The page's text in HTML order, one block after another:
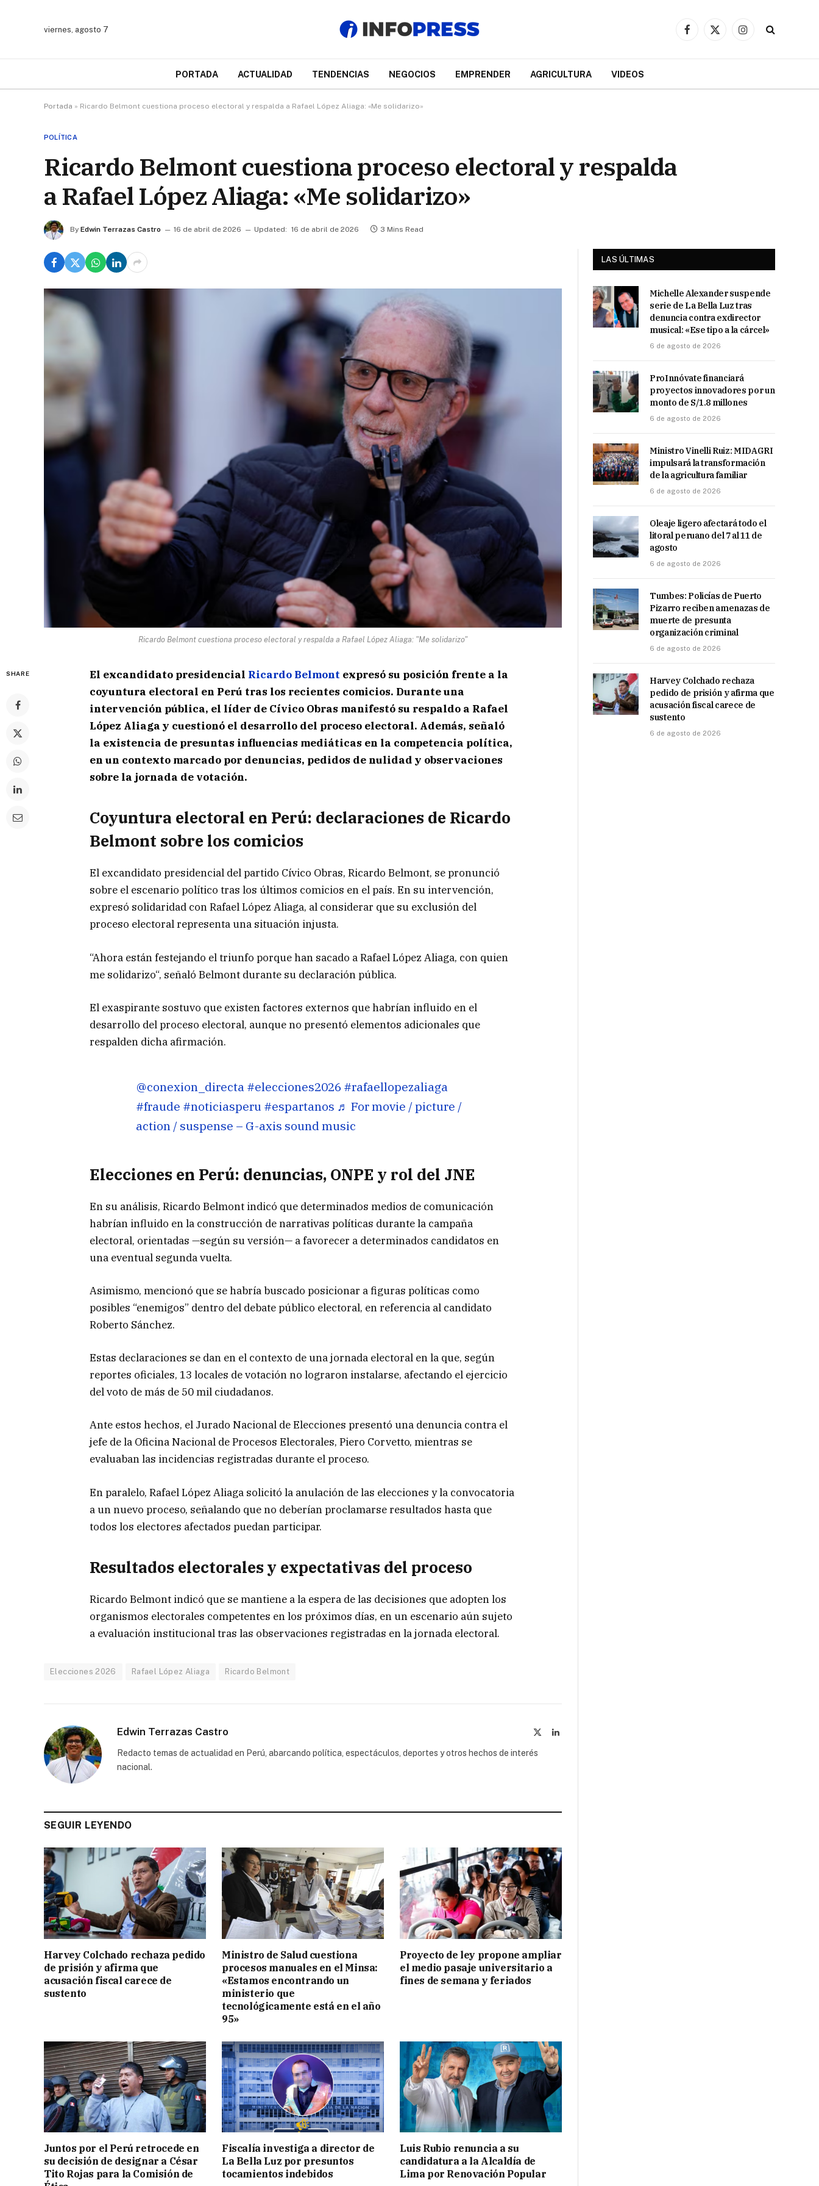
viernes, agosto 7
Facebook
X
Instagram
PORTADA ACTUALIDAD TENDENCIAS NEGOCIOS EMPRENDER AGRICULTURA VIDEOS
Portada » Ricardo Belmont cuestiona proceso electoral y respalda a Rafael López Aliaga: «Me solidarizo»
POLÍTICA
Ricardo Belmont cuestiona proceso electoral y respalda
a Rafael López Aliaga: «Me solidarizo»
By Edwin Terrazas Castro 16 de abril de 2026 Updated: 16 de abril de 2026 3 Mins Read
Ricardo Belmont cuestiona proceso electoral y respalda a Rafael López Aliaga: "Me solidarizo"
SHARE El excandidato presidencial Ricardo Belmont expresó su posición frente a la
coyuntura electoral en Perú tras los recientes comicios. Durante una
intervención pública, el líder de Cívico Obras manifestó su respaldo a Rafael
López Aliaga y cuestionó el desarrollo del proceso electoral. Además, señaló
la existencia de presuntas influencias mediáticas en la competencia política,
en un contexto marcado por denuncias, pedidos de nulidad y observaciones
sobre la jornada de votación.
Coyuntura electoral en Perú: declaraciones de Ricardo
Belmont sobre los comicios
El excandidato presidencial del partido Cívico Obras, Ricardo Belmont, se pronunció
sobre el escenario político tras los últimos comicios en el país. En su intervención,
expresó solidaridad conRafael López Aliaga, al considerar que su exclusión del
proceso electoral representa una situación injusta.
“Ahora están festejando el triunfo porque han sacado a Rafael López Aliaga, con quien
me solidarizo“, señaló Belmont durante su declaración pública.
El exaspirante sostuvo que existen factores externos que habrían influido en el
desarrollo del proceso electoral, aunque no presentó elementos adicionales que
respalden dicha afirmación.
@conexion_directa #elecciones2026 #rafaellopezaliaga
#fraude #noticiasperu #espartanos ♬ For movie / picture /
action / suspense – G-axis sound music
Elecciones en Perú: denuncias, ONPE y rol del JNE
En su análisis, Ricardo Belmont indicó que determinados medios de comunicación
habrían influido en la construcción de narrativas políticas durante la campaña
electoral, orientadas —según su versión— a favorecer a determinados candidatos en
una eventual segunda vuelta.
Asimismo, mencionó que se habría buscado posicionar a figuras políticas como
posibles “enemigos” dentro del debate público electoral, en referencia al candidato
Roberto Sánchez.
Estas declaraciones se dan en el contexto de una jornada electoral en la que, según
reportes oficiales, 13 locales de votación no lograron instalarse, afectando el ejercicio
del voto de más de 50 mil ciudadanos.
Ante estos hechos, el Jurado Nacional de Elecciones presentó una denuncia contra el
jefe de la Oficina Nacional de Procesos Electorales, Piero Corvetto, mientras se
evaluaban las incidencias registradas durante el proceso.
En paralelo, Rafael López Aliaga solicitó la anulación de las elecciones y la convocatoria
a un nuevo proceso, señalando que no deberían proclamarse resultados hasta que
todos los electores afectados puedan participar.
Resultados electorales y expectativas del proceso
Ricardo Belmont indicó que se mantiene a la espera de las decisiones que adopten los
organismos electorales competentes en los próximos días, en un escenario aún sujeto
a evaluación institucional tras las observaciones registradas en la jornada electoral.
Elecciones 2026 Rafael López Aliaga Ricardo Belmont
Edwin Terrazas Castro LinkedIn
Redacto temas de actualidad en Perú, abarcando política, espectáculos, deportes y otros hechos de interés
nacional.
SEGUIR LEYENDO
Harvey Colchado rechaza pedido
de prisión y afirma que
acusación fiscal carece de
sustento
Ministro de Salud cuestiona
procesos manuales en el Minsa:
«Estamos encontrando un
ministerio que
tecnológicamente está en el año
95»
Proyecto de ley propone ampliar
el medio pasaje universitario a
fines de semana y feriados
Juntos por el Perú retrocede en
su decisión de designar a César
Tito Rojas para la Comisión de
Fiscalía investiga a director de
La Bella Luz por presuntos
tocamientos indebidos
Luis Rubio renuncia a su
candidatura a la Alcaldía de
Lima por Renovación Popular
LAS ÚLTIMAS
Michelle Alexander suspende
serie de La Bella Luz tras
denuncia contra exdirector
musical: «Ese tipo a la cárcel»
6 de agosto de 2026
ProInnóvate financiará
proyectos innovadores por un
monto de S/1.8 millones
6 de agosto de 2026
Ministro Vinelli Ruiz: MIDAGRI
impulsará la transformación
de la agricultura familiar
6 de agosto de 2026
Oleaje ligero afectará todo el
litoral peruano del 7 al 11 de
agosto
6 de agosto de 2026
Tumbes: Policías de Puerto
Pizarro reciben amenazas de
muerte de presunta
organización criminal
6 de agosto de 2026
Harvey Colchado rechaza
pedido de prisión y afirma que
acusación fiscal carece de
sustento
6 de agosto de 2026